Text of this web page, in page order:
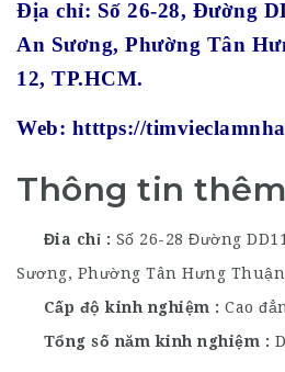
Địa chỉ: Số 26-28, Đường
An Sương, Phường Tân
12, TP.HCM.
Web: htttps://
Thông tin thêm
Đia chỉ
Số 26-28 Đường
Sương, Phường Tân Hưng
Cấp độ kinh nghiệm
Cao
Tổng số năm kinh nghiệm